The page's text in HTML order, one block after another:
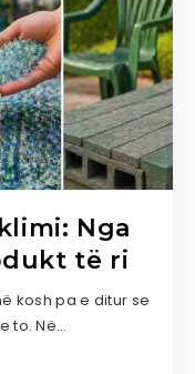
Nga
të ri
kosh pa e ditur se
to. Në…